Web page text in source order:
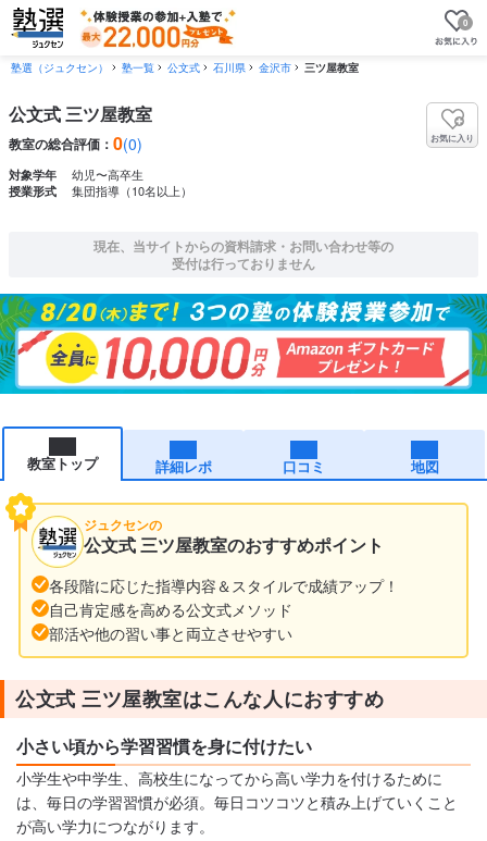
0
塾選（ジュクセン） 塾一覧 公文式 石川県 金沢市 三ツ屋教室
公文式 三ツ屋教室
教室の総合評価： 0(0) お気に入り
対象学年 幼児〜高卒生
授業形式 集団指導（10名以上）
現在、当サイトからの資料請求・お問い合わせ等の
受付は行っておりません
教室トップ 詳細レポ 口コミ 地図
ジュクセンの
公文式 三ツ屋教室のおすすめポイント
各段階に応じた指導内容＆スタイルで成績アップ！
自己肯定感を高める公文式メソッド
部活や他の習い事と両立させやすい
公文式 三ツ屋教室はこんな人におすすめ
小さい頃から学習習慣を身に付けたい
小学生や中学生、高校生になってから高い学力を付けるために
は、毎日の学習習慣が必須。毎日コツコツと積み上げていくこと
が高い学力につながります。